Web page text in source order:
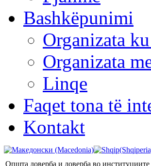
Bashkëpunimi
Organizata
Organizata
Linqe
Faqet tona të
Kontakt
Општа доверба и доверба во институциите